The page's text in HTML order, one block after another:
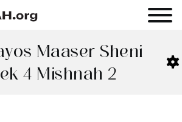
Maaser Sheni
4 Mishnah 2